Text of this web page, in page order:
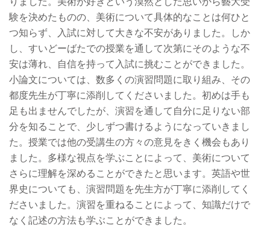
験を決めたものの、美術について具体的なことは何ひと
つ知らず、入試に対して大きな不安がありました。しか
し、すいどーばたでの授業を通して次第にそのような不
安は薄れ、自信を持って入試に挑むことができました。
小論文については、数多くの演習問題に取り組み、その
都度先生が丁寧に添削してくださいました。初めは手も
足も出ませんでしたが、演習を通して自分に足りない部
分を知ることで、少しずつ書けるようになっていきまし
た。授業では他の受講生の方々の意見をきく機会もあり
ました。多様な視点を学ぶことによって、美術について
さらに理解を深めることができたと思います。英語や世
界史についても、演習問題を先生方が丁寧に添削してく
ださいました。演習を重ねることによって、知識だけで
なく記述の方法も学ぶことができました。